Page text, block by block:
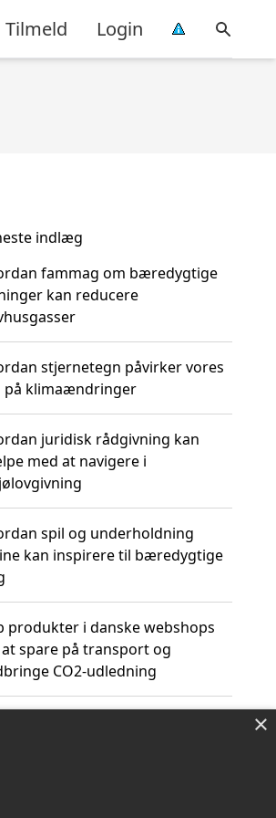
Tilmeld Login
indlæg
fammag om bæredygtige
kan reducere
stjernetegn påvirker vores
på klimaændringer
juridisk rådgivning kan
med at navigere i
spil og underholdning
kan inspirere til bæredygtige
produkter i danske webshops
spare på transport og
CO2-udledning
×